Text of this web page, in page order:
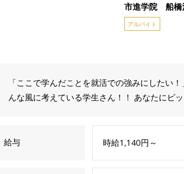
市進学院 船橋
アルバイト
「ここで学んだことを就活での強みにしたい
んな風に考えている学生さん！！ あなたにピ
給与 時給1,140円～